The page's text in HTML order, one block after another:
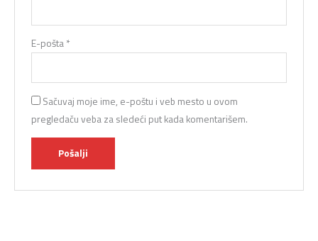
E-pošta *
Sačuvaj moje ime, e-poštu i veb mesto u ovom
pregledaču veba za sledeći put kada komentarišem.